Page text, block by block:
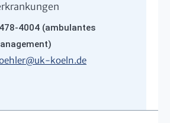
4004 (ambulantes
@uk-koeln.de